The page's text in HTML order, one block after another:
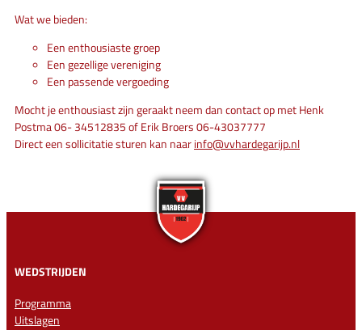
Wat we bieden:
Een enthousiaste groep
Een gezellige vereniging
Een passende vergoeding
Mocht je enthousiast zijn geraakt neem dan contact op met Henk
Postma 06- 34512835 of Erik Broers 06-43037777
Direct een sollicitatie sturen kan naarinfo@vvhardegarijp.nl
WEDSTRIJDEN
Programma
Uitslagen